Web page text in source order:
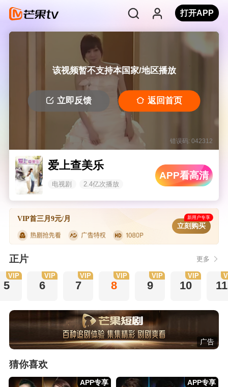
打开APP
该视频暂不支持本国家/地区播放
立即反馈 返回首页
错误码: 042312
爱上查美乐
电视剧 2.4亿次播放
APP看高清
VIP首三月9元/月 新用户专享
立刻购买
正片 更多
5
VIP
6
VIP
7
VIP
8
VIP
9
VIP
10
VIP
11
广告
猜你喜欢
APP专享 APP专享